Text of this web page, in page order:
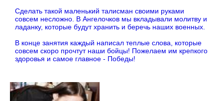
Сделать такой маленький талисман своими руками
совсем несложно. В Ангелочков мы вкладывали молитву и
ладанку, которые будут хранить и беречь наших военных.
В конце занятия каждый написал теплые слова, которые
совсем скоро прочтут наши бойцы! Пожелаем им крепкого
здоровья и самое главное - Победы!